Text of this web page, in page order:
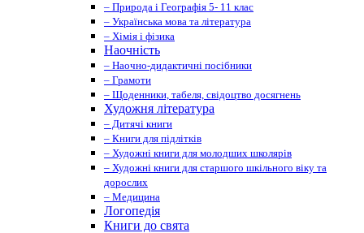
– Природа і Географія 5- 11 клас
– Українська мова та література
– Хімія і фізика
Наочність
– Наочно-дидактичні посібники
– Грамоти
– Щоденники, табеля, свідоцтво досягнень
Художня література
– Дитячі книги
– Книги для підлітків
– Художні книги для молодших школярів
– Художні книги для старшого шкільного віку та
дорослих
– Медицина
Логопедія
Книги до свята